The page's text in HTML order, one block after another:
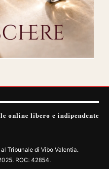
online libero e indipendente
Tribunale di Vibo Valentia.
ROC: 42854.